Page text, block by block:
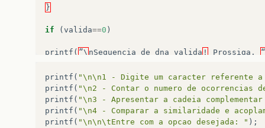
}
if ( valida==0 )
printf ( ”\ nSequencia de dna valida ! Prossiga . “
else {
printf ( ”\ nSequencia de dna invalida!”);
}
printf ( "\n\n1 - Digite um caracter referente a
printf ( "\n2 - Contar o numero de ocorrencias
printf ( "\n3 - Apresentar a cadeia
printf ( "\n4 - Comparar a similaridade e
printf ( "\n\n\tEntre com a opcao desejada: " );